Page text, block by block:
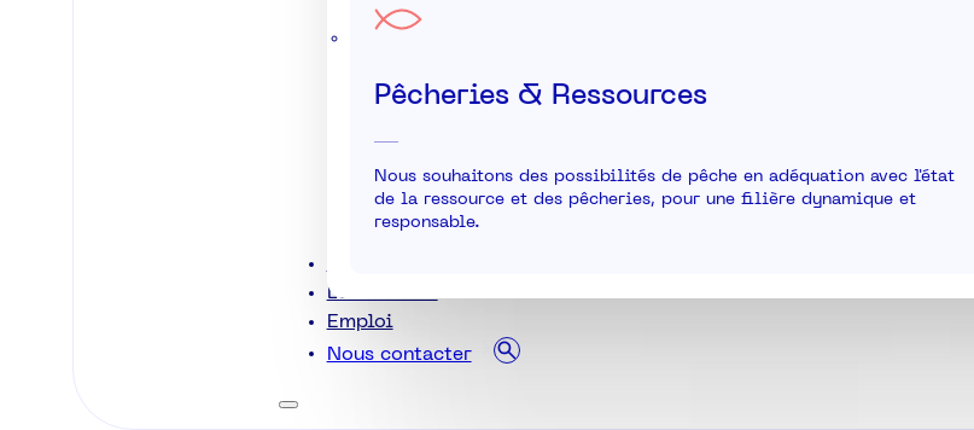
Pêcheries & Ressources
Nous souhaitons des possibilités de pêche en adéquation avec l'état
de la ressource et des pêcheries, pour une filière dynamique et
responsable.
Les métiers
Emploi
Nous contacter